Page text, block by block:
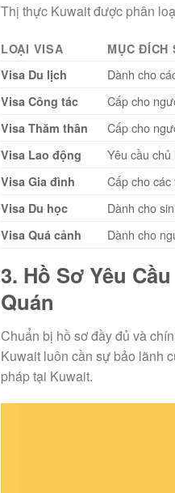
Thị thực Kuwait được phân
LOẠI VISA
MỤC ĐÍCH
Visa Du lịch
Dành cho
Visa Công tác Cấp cho
Visa Thăm thân Cấp cho
Visa Lao động Yêu cầu
Visa Gia đình Cấp cho
Visa Du học Dành cho
Visa Quá cảnh Dành cho
3. Hồ Sơ Yêu
Quán
Chuẩn bị hồ sơ đầy đủ và
Kuwait luôn cần sự bảo lãnh
pháp tại Kuwait.